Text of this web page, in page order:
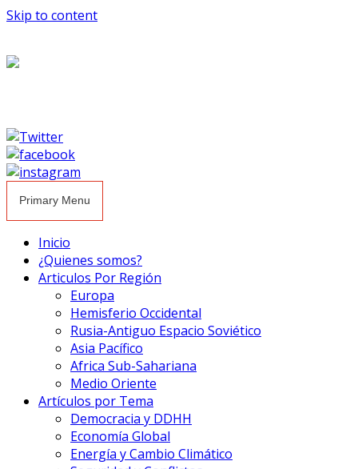
Skip to content
Primary Menu
Inicio
¿Quienes somos?
Articulos Por Región
Europa
Hemisferio Occidental
Rusia-Antiguo Espacio Soviético
Asia Pacífico
Africa Sub-Sahariana
Medio Oriente
Artículos por Tema
Democracia y DDHH
Economía Global
Energía y Cambio Climático